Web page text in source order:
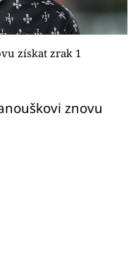
získat zrak 1
znovu